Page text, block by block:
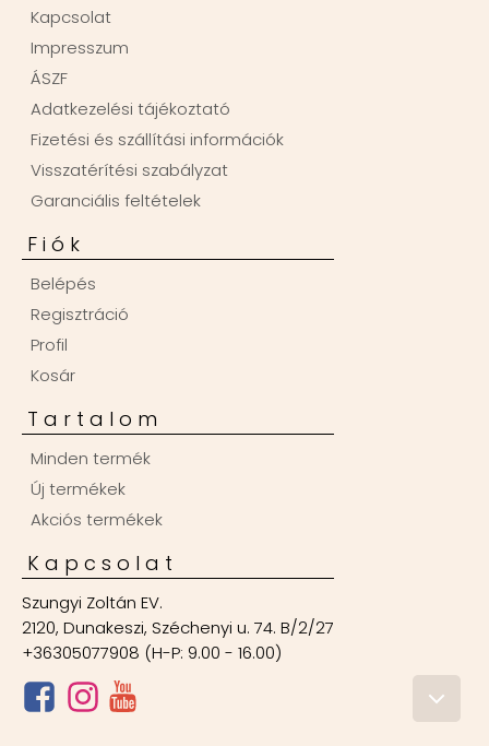
Kapcsolat
Impresszum
ÁSZF
Adatkezelési tájékoztató
Fizetési és szállítási információk
Visszatérítési szabályzat
Garanciális feltételek
Fiók
Belépés
Regisztráció
Profil
Kosár
Tartalom
Minden termék
Új termékek
Akciós termékek
Kapcsolat
Szungyi Zoltán EV.
2120, Dunakeszi, Széchenyi u. 74. B/2/27
+36305077908 (H-P: 9.00 - 16.00)